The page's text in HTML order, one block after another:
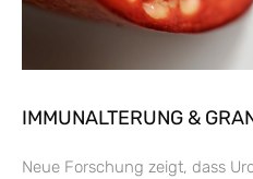
IMMUNALTERUNG &
Neue Forschung zeigt, dass